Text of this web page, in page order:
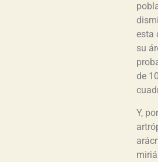
esta
su
de
Y,